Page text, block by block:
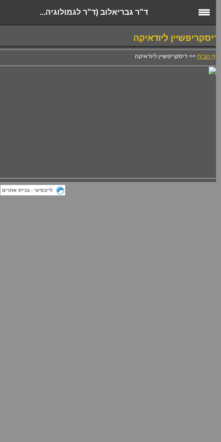
ד"ר גבריאלוב (ד"ר לגמולוגיה...
ליודאיקה
הבית>> דיסקריפשיין ליודאיקה
לייבסיטי - בניית אתרים